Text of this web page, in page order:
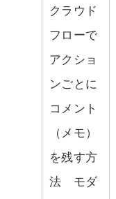
クラウド
フローで
アクショ
ンごとに
コメント
（メモ）
を残す方
法 モダ